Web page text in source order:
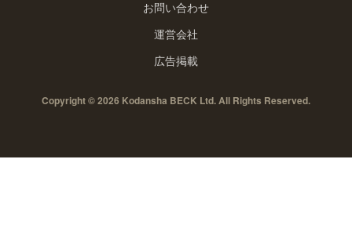
お問い合わせ
運営会社
広告掲載
Copyright © 2026 Kodansha BECK Ltd. All Rights Reserved.